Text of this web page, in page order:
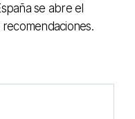
se abre el